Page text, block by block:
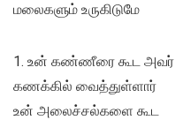
மலைகளும் உருகிடுமே
1. உன் கண்ணீரை கூட அவர்
கணக்கில் வைத்துள்ளார்
உன் அலைச்சல்களை கூட